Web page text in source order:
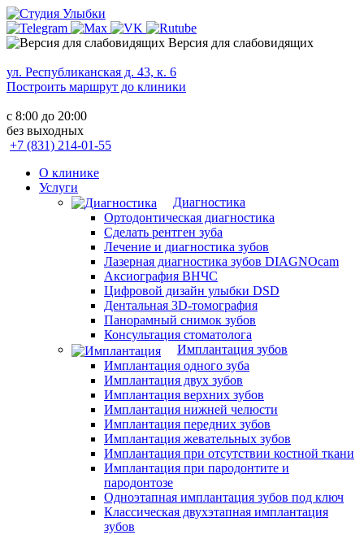
Версия для слабовидящих
ул. Республиканская д. 43, к. 6
Построить маршрут до клиники
с 8:00 до 20:00
без выходных
+7 (831) 214-01-55
О клинике
Услуги
Диагностика
Ортодонтическая диагностика
Сделать рентген зуба
Лечение и диагностика зубов
Лазерная диагностика зубов DIAGNOcam
Аксиография ВНЧС
Цифровой дизайн улыбки DSD
Дентальная 3D-томография
Панорамный снимок зубов
Консультация стоматолога
Имплантация зубов
Имплантация одного зуба
Имплантация двух зубов
Имплантация верхних зубов
Имплантация нижней челюсти
Имплантация передних зубов
Имплантация жевательных зубов
Имплантация при отсутствии костной ткани
Имплантация при пародонтите и
пародонтозе
Одноэтапная имплантация зубов под ключ
Классическая двухэтапная имплантация
зубов